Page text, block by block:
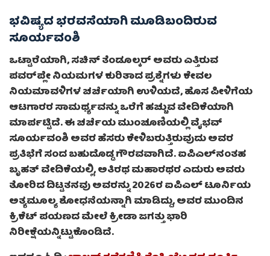
ಭವಿಷ್ಯದ ಭರವಸೆಯಾಗಿ ಮೂಡಿಬಂದಿರುವ
ಸೂರ್ಯವಂಶಿ
ಒಟ್ಟಾರೆಯಾಗಿ, ಸಚಿನ್ ತೆಂಡೂಲ್ಕರ್ ಅವರು ಎತ್ತಿರುವ
ಪವರ್‌ಪ್ಲೇ ನಿಯಮಗಳ ಕುರಿತಾದ ಪ್ರಶ್ನೆಗಳು ಕೇವಲ
ನಿಯಮಾವಳಿಗಳ ಚರ್ಚೆಯಾಗಿ ಉಳಿಯದೆ, ಹೊಸ ಪೀಳಿಗೆಯ
ಆಟಗಾರರ ಸಾಮರ್ಥ್ಯವನ್ನು ಒರೆಗೆ ಹಚ್ಚುವ ವೇದಿಕೆಯಾಗಿ
ಮಾರ್ಪಟ್ಟಿದೆ. ಈ ಚರ್ಚೆಯ ಮುಂಚೂಣಿಯಲ್ಲಿ ವೈಭವ್
ಸೂರ್ಯವಂಶಿ ಅವರ ಹೆಸರು ಕೇಳಿಬರುತ್ತಿರುವುದು ಅವರ
ಪ್ರತಿಭೆಗೆ ಸಂದ ಬಹುದೊಡ್ಡ ಗೌರವವಾಗಿದೆ. ಐಪಿಎಲ್‌ನಂತಹ
ಬೃಹತ್ ವೇದಿಕೆಯಲ್ಲಿ, ಅತಿರಥ ಮಹಾರಥರ ಎದುರು ಅವರು
ತೋರಿದ ದಿಟ್ಟತನವು ಅವರನ್ನು 2026ರ ಐಪಿಎಲ್ ಟೂರ್ನಿಯ
ಅತ್ಯಮೂಲ್ಯ ಶೋಧನೆಯನ್ನಾಗಿ ಮಾಡಿದ್ದು, ಅವರ ಮುಂದಿನ
ಕ್ರಿಕೆಟ್ ಪಯಣದ ಮೇಲೆ ಕ್ರೀಡಾ ಜಗತ್ತು ಭಾರಿ
ನಿರೀಕ್ಷೆಯನ್ನಿಟ್ಟುಕೊಂಡಿದೆ.